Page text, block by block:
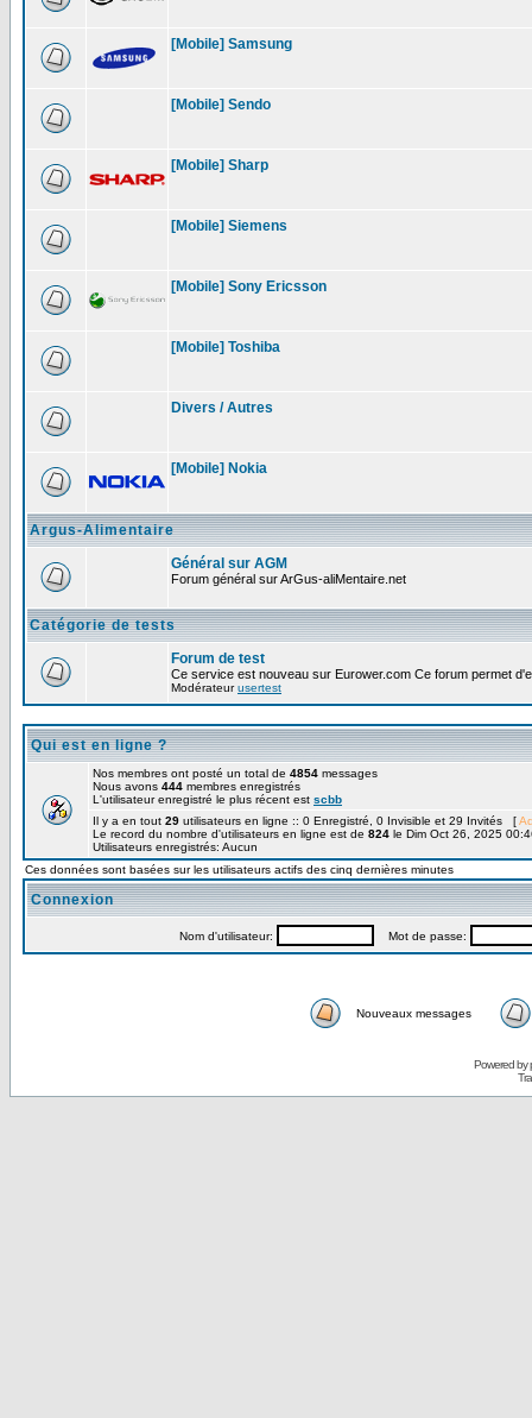
[Mobile] Samsung
[Mobile] Sendo
[Mobile] Sharp
[Mobile] Siemens
[Mobile] Sony Ericsson
[Mobile] Toshiba
Divers / Autres
[Mobile] Nokia
Argus-Alimentaire
Général sur AGM
Forum général sur ArGus-aliMentaire.net
Catégorie de tests
Forum de test
Ce service est nouveau sur Eurower.com Ce forum permet
Modérateurusertest
Qui est en ligne ?
Nos membres ont posté un total de 4854 messages
Nous avons 444 membres enregistrés
L'utilisateur enregistré le plus récent est scbb
Il y a en tout 29 utilisateurs en ligne :: 0 Enregistré, 0 Invisible et 29 Invités [
Le record du nombre d'utilisateurs en ligne est de 824 le Dim Oct 26, 2025
Utilisateurs enregistrés: Aucun
Ces données sont basées sur les utilisateurs actifs des cinq dernières minutes
Connexion
Nom d'utilisateur: Mot de passe:
Nouveaux messages
Powered by